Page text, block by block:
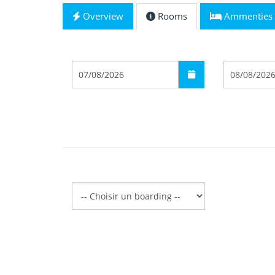
Overview Rooms Ammenties